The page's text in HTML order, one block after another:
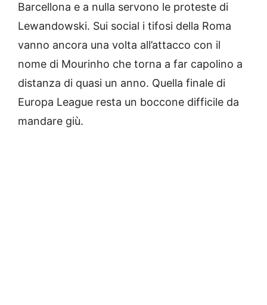
Barcellona e a nulla servono le proteste di
Lewandowski. Sui social i tifosi della Roma
vanno ancora una volta all’attacco con il
nome di Mourinho che torna a far capolino a
distanza di quasi un anno. Quella finale di
Europa League resta un boccone difficile da
mandare giù.